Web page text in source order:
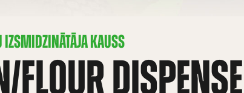
IZSMIDZINĀTĀJA KAUSS
FLOUR